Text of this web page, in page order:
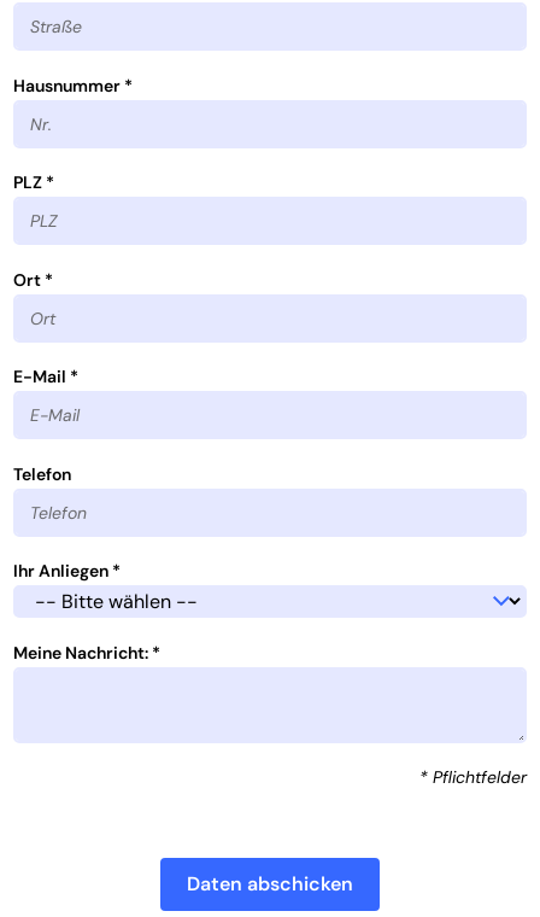
Hausnummer *
PLZ *
Ort *
E-Mail *
Telefon
Ihr Anliegen *
Meine Nachricht: *
* Pflichtfelder
Daten abschicken